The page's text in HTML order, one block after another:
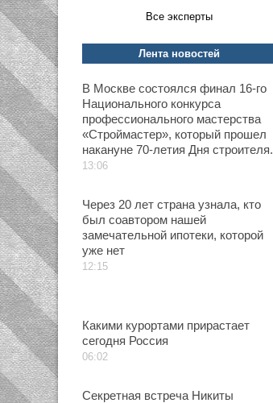
Все эксперты
Лента новостей
В Москве состоялся финал 16-го
Национального конкурса
профессионального мастерства
«Строймастер», который прошел
накануне 70-летия Дня строителя.
13:06
Через 20 лет страна узнала, кто
был соавтором нашей
замечательной ипотеки, которой
уже нет
12:15
Какими курортами прирастает
сегодня Россия
06:02
Секретная встреча Никиты